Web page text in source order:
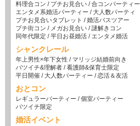
料理合コン / プチお見合い /合コンパーティー
エンタメ系婚活パーティー / 大人数パーティ
プチお見合いタブレット /婚活バスツアー
プチ街コン / メガお見合い /謎解きコン
同年代限定 /平日お昼婚活 / エンタメ婚活
シャンクレール
年上男性×年下女性 / マリッジ結婚前向き
バツイチ&理解者 /看護師&保育士限定
平日開催 / 大人数パーティー /恋活＆友活
おとコン
レギュラーパーティー /個室パーティー
バツイチ限定
婚活イベント